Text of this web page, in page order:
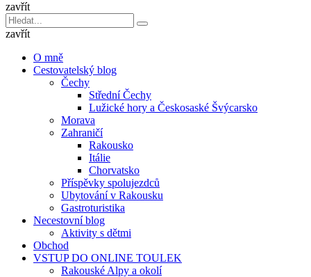
zavřít
Vyhledávání
pro:
Hledat
zavřít
O mně
Cestovatelský blog
Čechy
Střední Čechy
Lužické hory a Českosaské Švýcarsko
Morava
Zahraničí
Rakousko
Itálie
Chorvatsko
Příspěvky spolujezdců
Ubytování v Rakousku
Gastroturistika
Necestovní blog
Aktivity s dětmi
Obchod
VSTUP DO ONLINE TOULEK
Rakouské Alpy a okolí